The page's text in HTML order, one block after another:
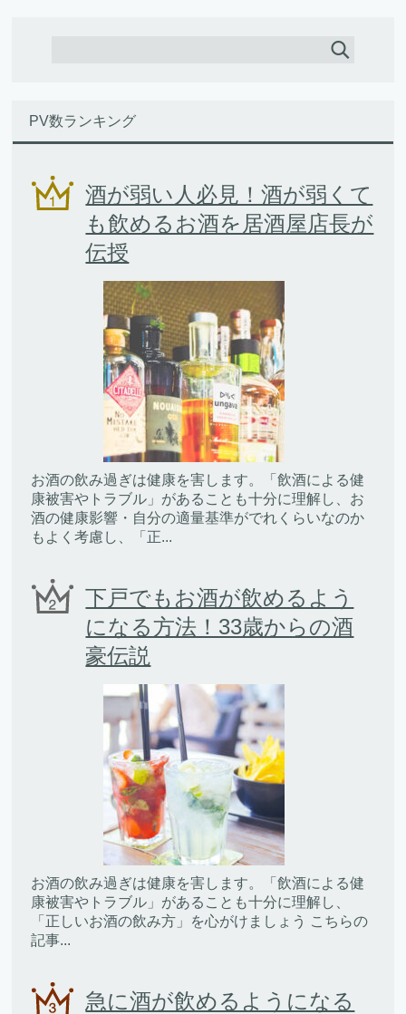
PV数ランキング
酒が弱い人必見！酒が弱くて
も飲めるお酒を居酒屋店長が
伝授
お酒の飲み過ぎは健康を害します。「飲酒による健
康被害やトラブル」があることも十分に理解し、お
酒の健康影響・自分の適量基準がでれくらいなのか
もよく考慮し、「正...
下戸でもお酒が飲めるよう
になる方法！33歳からの酒
豪伝説
お酒の飲み過ぎは健康を害します。「飲酒による健
康被害やトラブル」があることも十分に理解し、
「正しいお酒の飲み方」を心がけましょう こちらの
記事...
急に酒が飲めるようになる